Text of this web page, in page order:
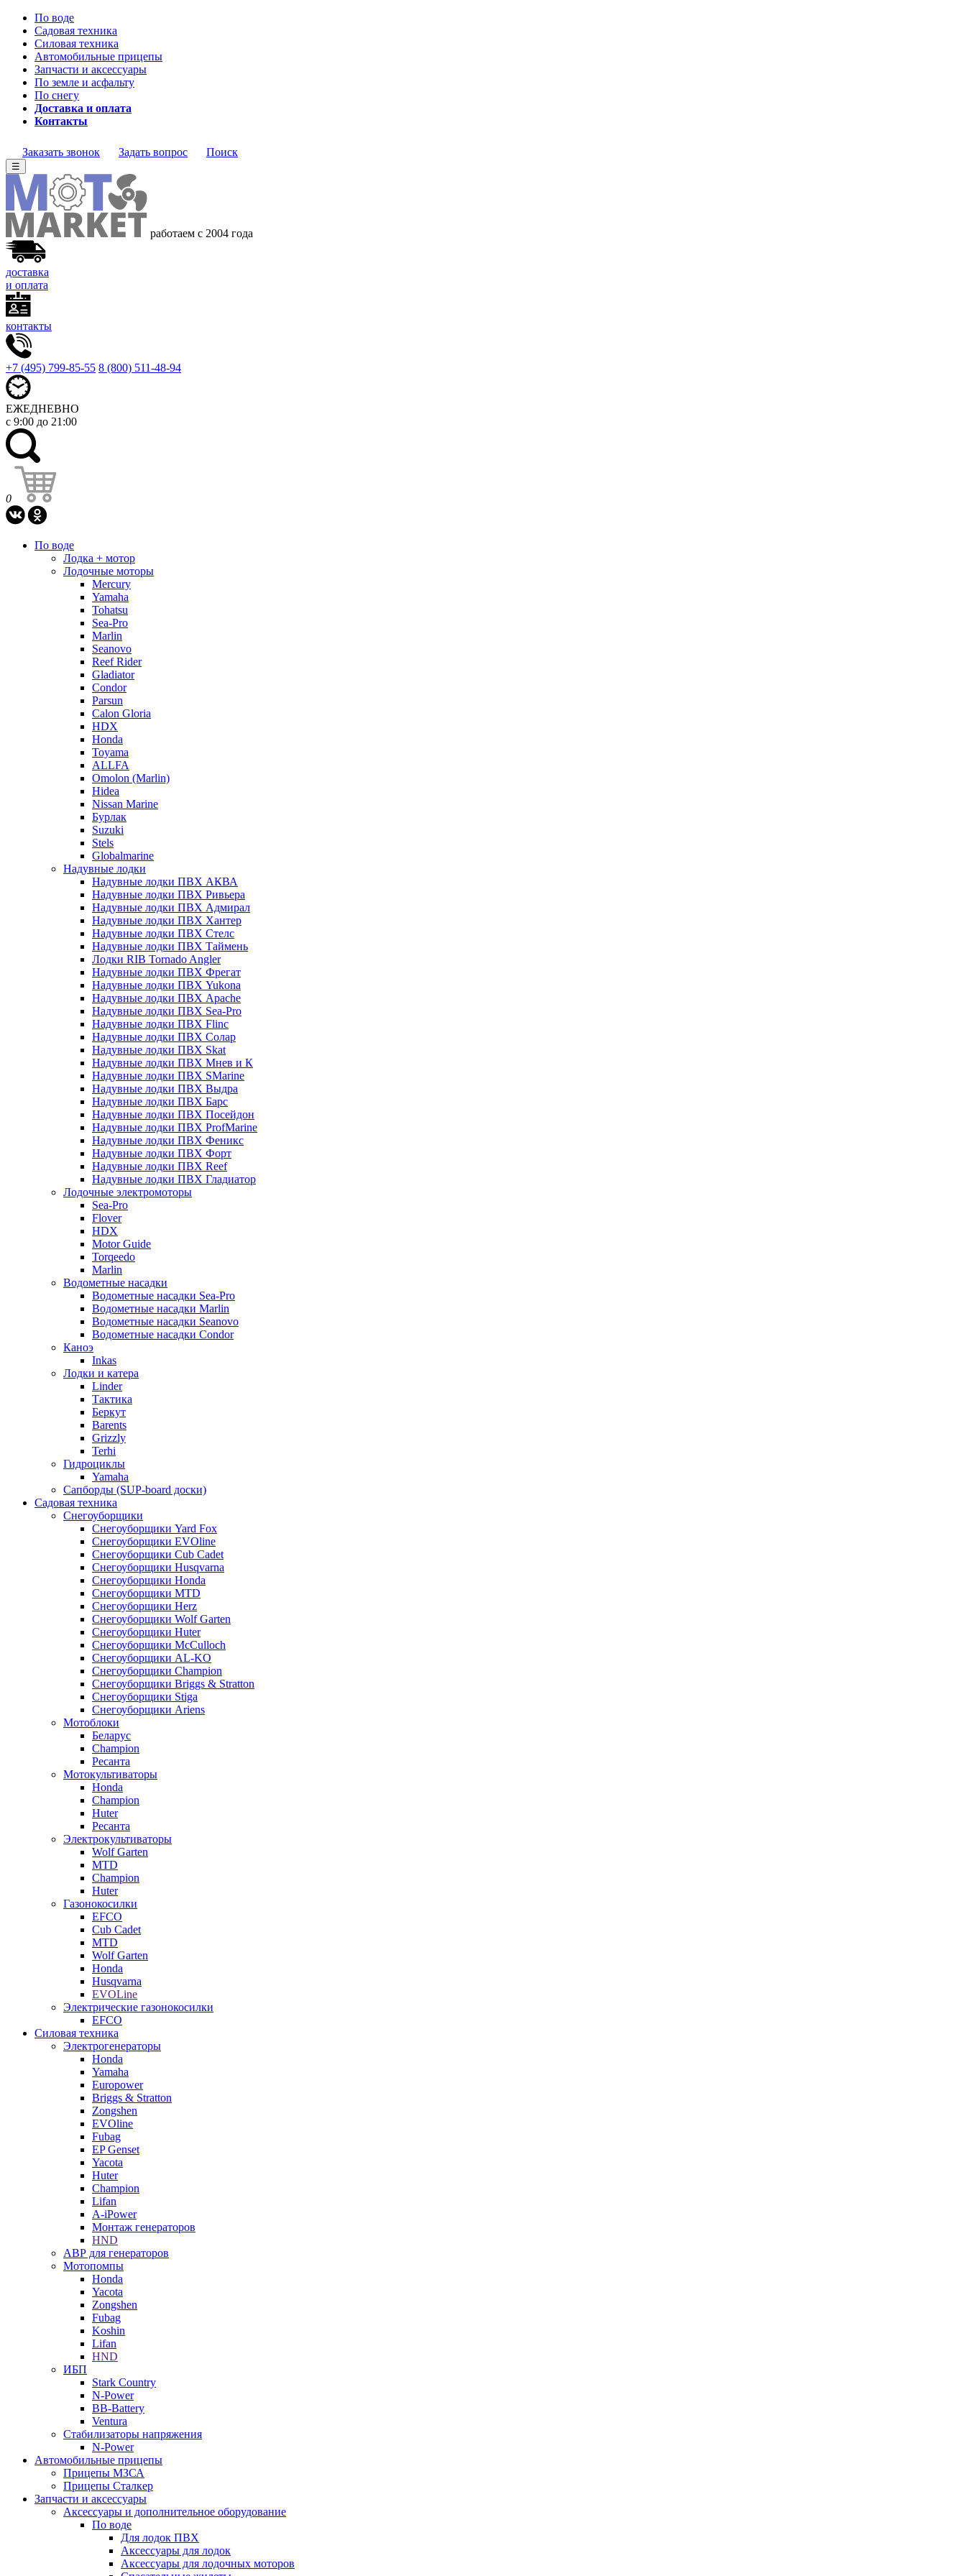
По воде
Садовая техника
Силовая техника
Автомобильные прицепы
Запчасти и аксессуары
По земле и асфальту
По снегу
Доставка и оплата
Контакты
Заказать звонок Задать вопрос Поиск
☰
работаем с 2004 года
доставка
и оплата
контакты
+7 (495) 799-85-55 8 (800) 511-48-94
ЕЖЕДНЕВНО
с 9:00 до 21:00
0
По воде
Лодка + мотор
Лодочные моторы
Mercury
Yamaha
Tohatsu
Sea-Pro
Marlin
Seanovo
Reef Rider
Gladiator
Condor
Parsun
Calon Gloria
HDX
Honda
Toyama
ALLFA
Omolon (Marlin)
Hidea
Nissan Marine
Бурлак
Suzuki
Stels
Globalmarine
Надувные лодки
Надувные лодки ПВХ АКВА
Надувные лодки ПВХ Ривьера
Надувные лодки ПВХ Адмирал
Надувные лодки ПВХ Хантер
Надувные лодки ПВХ Стелс
Надувные лодки ПВХ Таймень
Лодки RIB Tornado Angler
Надувные лодки ПВХ Фрегат
Надувные лодки ПВХ Yukona
Надувные лодки ПВХ Apache
Надувные лодки ПВХ Sea-Pro
Надувные лодки ПВХ Flinc
Надувные лодки ПВХ Солар
Надувные лодки ПВХ Skat
Надувные лодки ПВХ Мнев и К
Надувные лодки ПВХ SMarine
Надувные лодки ПВХ Выдра
Надувные лодки ПВХ Барс
Надувные лодки ПВХ Посейдон
Надувные лодки ПВХ ProfMarine
Надувные лодки ПВХ Феникс
Надувные лодки ПВХ Форт
Надувные лодки ПВХ Reef
Надувные лодки ПВХ Гладиатор
Лодочные электромоторы
Sea-Pro
Flover
HDX
Motor Guide
Torqeedo
Marlin
Водометные насадки
Водометные насадки Sea-Pro
Водометные насадки Marlin
Водометные насадки Seanovo
Водометные насадки Condor
Каноэ
Inkas
Лодки и катера
Linder
Тактика
Беркут
Barents
Grizzly
Terhi
Гидроциклы
Yamaha
Сапборды (SUP-board доски)
Садовая техника
Снегоуборщики
Снегоуборщики Yard Fox
Снегоуборщики EVOline
Снегоуборщики Cub Cadet
Снегоуборщики Husqvarna
Снегоуборщики Honda
Снегоуборщики MTD
Снегоуборщики Herz
Снегоуборщики Wolf Garten
Снегоуборщики Huter
Снегоуборщики McCulloch
Снегоуборщики AL-KO
Снегоуборщики Champion
Снегоуборщики Briggs & Stratton
Снегоуборщики Stiga
Снегоуборщики Ariens
Мотоблоки
Беларус
Champion
Ресанта
Мотокультиваторы
Honda
Champion
Huter
Ресанта
Электрокультиваторы
Wolf Garten
MTD
Champion
Huter
Газонокосилки
EFCO
Cub Cadet
MTD
Wolf Garten
Honda
Husqvarna
EVOLine
Электрические газонокосилки
EFCO
Силовая техника
Электрогенераторы
Honda
Yamaha
Europower
Briggs & Stratton
Zongshen
EVOline
Fubag
EP Genset
Yacota
Huter
Champion
Lifan
A-iPower
Монтаж генераторов
HND
АВР для генераторов
Мотопомпы
Honda
Yacota
Zongshen
Fubag
Koshin
Lifan
HND
ИБП
Stark Country
N-Power
BB-Battery
Ventura
Стабилизаторы напряжения
N-Power
Автомобильные прицепы
Прицепы МЗСА
Прицепы Сталкер
Запчасти и аксессуары
Аксессуары и дополнительное оборудование
По воде
Для лодок ПВХ
Аксессуары для лодок
Аксессуары для лодочных моторов